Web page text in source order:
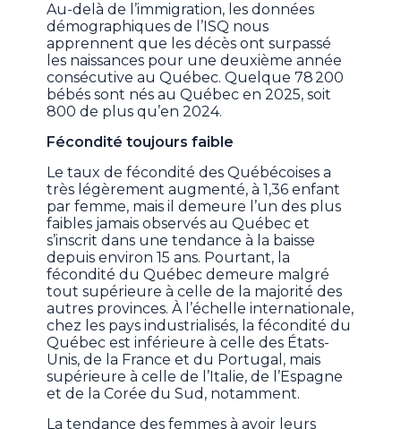
Au-delà de l’immigration, les données
démographiques de l’ISQ nous
apprennent que les décès ont surpassé
les naissances pour une deuxième année
consécutive au Québec. Quelque 78 200
bébés sont nés au Québec en 2025, soit
800 de plus qu’en 2024.
Fécondité toujours faible
Le taux de fécondité des Québécoises a
très légèrement augmenté, à 1,36 enfant
par femme, mais il demeure l’un des plus
faibles jamais observés au Québec et
s’inscrit dans une tendance à la baisse
depuis environ 15 ans. Pourtant, la
fécondité du Québec demeure malgré
tout supérieure à celle de la majorité des
autres provinces. À l’échelle internationale,
chez les pays industrialisés, la fécondité du
Québec est inférieure à celle des États-
Unis, de la France et du Portugal, mais
supérieure à celle de l’Italie, de l’Espagne
et de la Corée du Sud, notamment.
La tendance des femmes à avoir leurs